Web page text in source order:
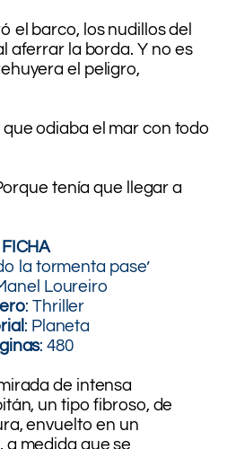
el barco, los nudillos del
aferrar la borda. Y no es
el peligro,
odiaba el mar con todo
tenía que llegar a
FICHA
la tormenta pase’
Loureiro
: Thriller
: Planeta
: 480
de intensa
un tipo fibroso, de
envuelto en un
medida que se